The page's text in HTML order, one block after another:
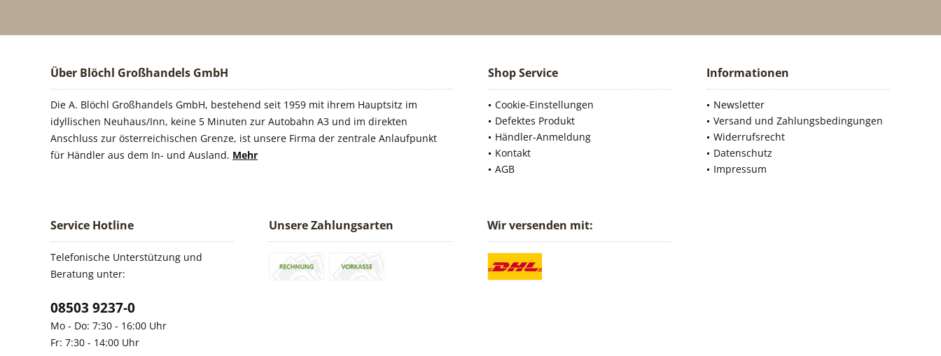
Über Blöchl Großhandels GmbH
Die A. Blöchl Großhandels GmbH, bestehend seit 1959 mit ihrem Hauptsitz im
idyllischen Neuhaus/Inn, keine 5 Minuten zur Autobahn A3 und im direkten
Anschluss zur österreichischen Grenze, ist unsere Firma der zentrale Anlaufpunkt
für Händler aus dem In- und Ausland. Mehr
Shop Service
Cookie-Einstellungen
Defektes Produkt
Händler-Anmeldung
Kontakt
AGB
Informationen
Newsletter
Versand und Zahlungsbedingungen
Widerrufsrecht
Datenschutz
Impressum
Service Hotline
Telefonische Unterstützung und
Beratung unter:
08503 9237-0
Mo - Do: 7:30 - 16:00 Uhr
Fr: 7:30 - 14:00 Uhr
Unsere Zahlungsarten Wir versenden mit: